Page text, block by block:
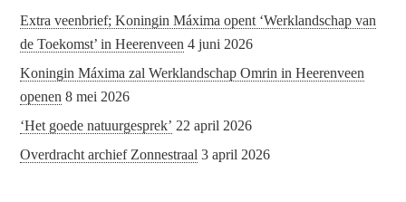
Extra veenbrief; Koningin Máxima opent ‘Werklandschap van
de Toekomst’ in Heerenveen 4 juni 2026
Koningin Máxima zal Werklandschap Omrin in Heerenveen
openen 8 mei 2026
‘Het goede natuurgesprek’ 22 april 2026
Overdracht archief Zonnestraal 3 april 2026